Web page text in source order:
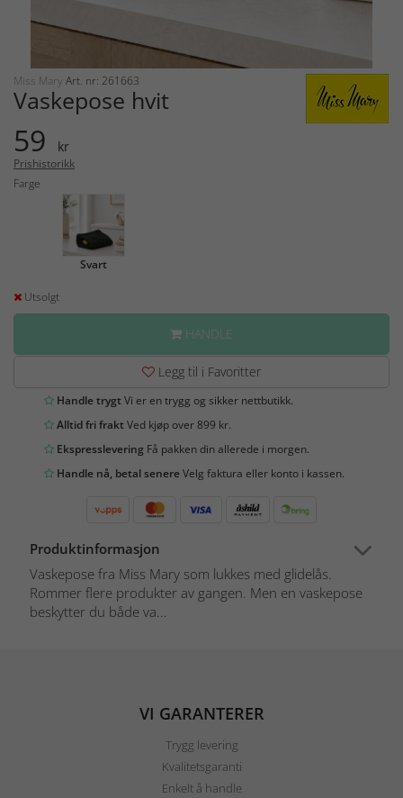
Miss Mary Art. nr: 261663
Vaskepose hvit
59 kr
Prishistorikk
Farge
Svart
Utsolgt
HANDLE
Legg til i Favoritter
Handle trygtVi er en trygg og sikker nettbutikk.
Alltid fri fraktVed kjøp over 899 kr.
Ekspresslevering Få pakken din allerede i morgen.
Handle nå, betal senereVelg faktura eller konto i kassen.
Produktinformasjon
Vaskepose fra Miss Mary som lukkes med glidelås.
Rommer flere produkter av gangen. Men en vaskepose
beskytter du både va...
VI GARANTERER
Trygg levering
Kvalitetsgaranti
Enkelt å handle